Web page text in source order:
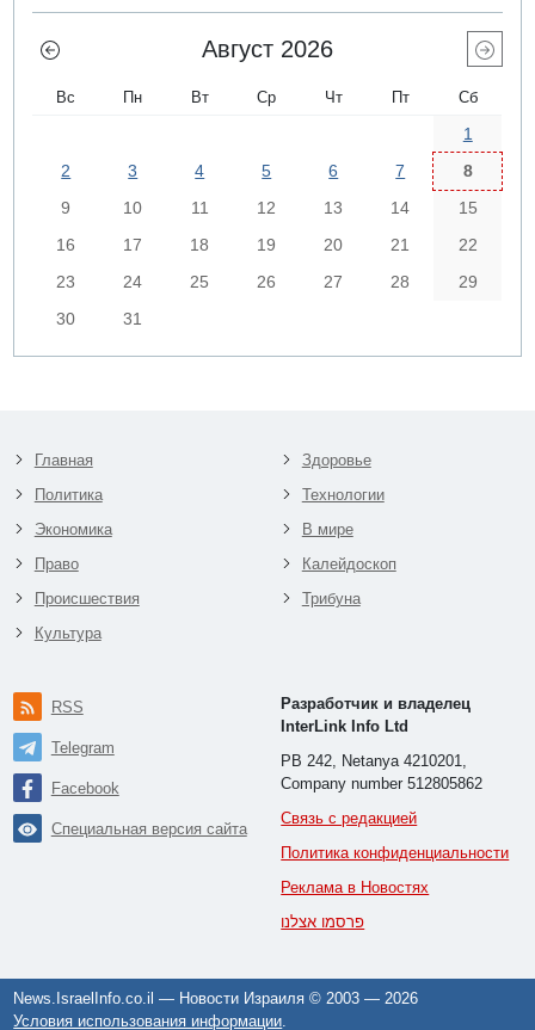
Август 2026
Вс Пн Вт Ср Чт Пт Сб
1
2
3 4 5 6 7
8
9
10 11 12 13 14
15
16
17 18 19 20 21
22
23
24 25 26 27 28
29
30
31
Главная
Политика
Экономика
Право
Происшествия
Культура
Здоровье
Технологии
В мире
Калейдоскоп
Трибуна
RSS
Telegram
Facebook
Специальная версия сайта
Разработчик и владелец
InterLink Info Ltd
PB 242, Netanya 4210201,
Company number 512805862
Связь с редакцией
Политика конфиденциальности
Реклама в Новостях
פרסמו אצלנו
News.IsraelInfo.co.il — Новости Израиля © 2003 —2026
Условия использования информации.